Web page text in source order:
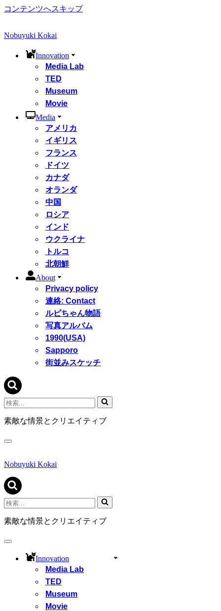
コンテンツへスキップ
Nobuyuki Kokai
Innovation
Media Lab
TED
Museum
Movie
Media
アメリカ
イギリス
フランス
ドイツ
カナダ
オランダ
中国
ロシア
インド
ウクライナ
トルコ
北朝鮮
About
Privacy policy
連絡: Contact
ルピちゃん物語
写真アルバム
1990(USA)
Sapporo
街並みスケッチ
検
索...
素敵な情景とクリエイティブ
ナ
ゲ
シ
ョ
ン
メ
ニ
ュ
Nobuyuki Kokai
検
索...
素敵な情景とクリエイティブ
ナ
Innovation
Media Lab
TED
Museum
Movie